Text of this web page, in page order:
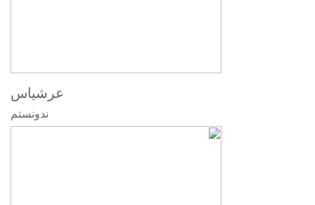
عرشیاس
ندونستم